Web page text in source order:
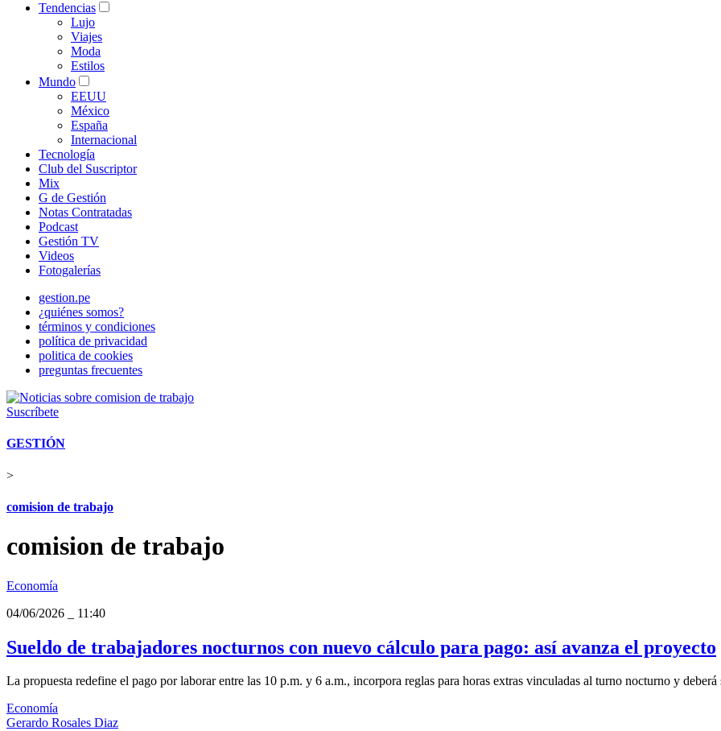
Tendencias
Lujo
Viajes
Moda
Estilos
Mundo
EEUU
México
España
Internacional
Tecnología
Club del Suscriptor
Mix
G de Gestión
Notas Contratadas
Podcast
Gestión TV
Videos
Fotogalerías
gestion.pe
¿quiénes somos?
términos y condiciones
política de privacidad
politica de cookies
preguntas frecuentes
Suscríbete
GESTIÓN
>
comision de trabajo
comision de trabajo
Economía
04/06/2026
11:40
Sueldo de trabajadores nocturnos con nuevo cálculo para pago: así avanza el proyecto
La propuesta redefine el pago por laborar entre las 10 p.m. y 6 a.m., incorpora reglas para horas extras vinculadas al turno nocturno y deberá
Economía
Gerardo Rosales Diaz